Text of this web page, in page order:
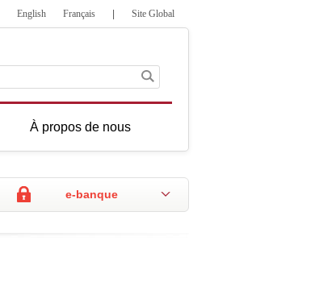
English Français Site Global
À propos de nous
e-banque